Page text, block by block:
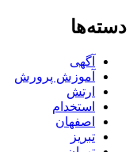
دسته‌ها
آگهی
آموزش پرورش
ارتش
استخدام
اصفهان
تبریز